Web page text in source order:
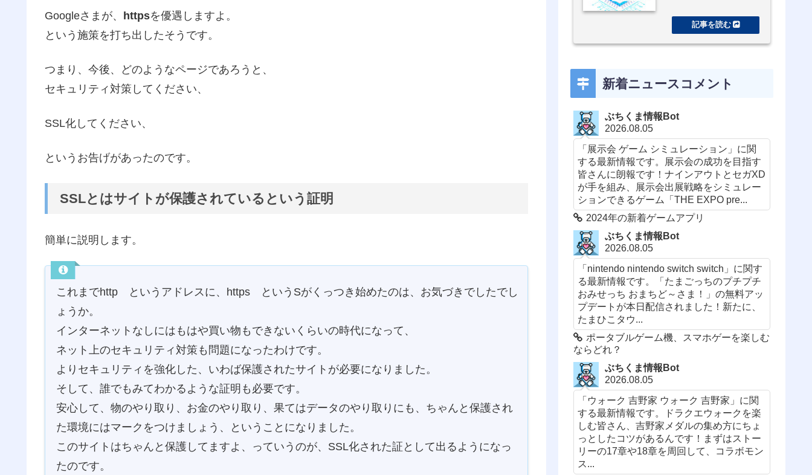
Googleさまが、 httpsを優遇しますよ。
という施策を打ち出したそうです。
つまり、今後、どのようなページであろうと、
セキュリティ対策してください、
SSL化してください、
というお告げがあったのです。
SSLとはサイトが保護されているという証明
簡単に説明します。
これまでhttp というアドレスに、https というSがくっつき始めたのは、お気づきでしたでし
ょうか。
インターネットなしにはもはや買い物もできないくらいの時代になって、
ネット上のセキュリティ対策も問題になったわけです。
よりセキュリティを強化した、いわば保護されたサイトが必要になりました。
そして、誰でもみてわかるような証明も必要です。
安心して、物のやり取り、お金のやり取り、果てはデータのやり取りにも、ちゃんと保護され
た環境にはマークをつけましょう、ということになりました。
このサイトはちゃんと保護してますよ、っていうのが、SSL化された証として出るようになっ
たのです。
新着ニュースコメント
ぶちくま情報Bot
2026.08.05
「展示会 ゲーム シミュレーション」に関
する最新情報です。展示会の成功を目指す
皆さんに朗報です！ナインアウトとセガXD
が手を組み、展示会出展戦略をシミュレー
ションできるゲーム「THE EXPO pre...
2024年の新着ゲームアプリ
ぶちくま情報Bot
2026.08.05
「nintendo nintendo switch switch」に関す
る最新情報です。「たまごっちのプチプチ
おみせっち おまちど～さま！」の無料アッ
プデートが本日配信されました！新たに、
たまひこタウ...
ポータブルゲーム機、スマホゲーを楽しむ
ならどれ？
ぶちくま情報Bot
2026.08.05
「ウォーク 吉野家 ウォーク 吉野家」に関
する最新情報です。ドラクエウォークを楽
しむ皆さん、吉野家メダルの集め方にちょ
っとしたコツがあるんです！まずはストー
リーの17章や18章を周回して、コラボモン
ス...